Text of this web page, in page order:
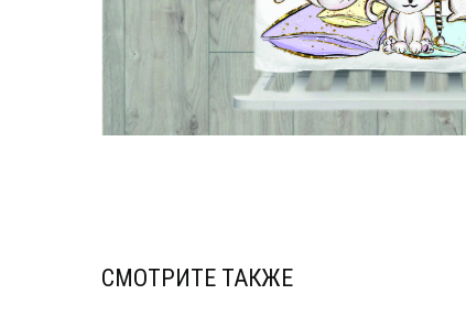
СМОТРИТЕ ТАКЖЕ